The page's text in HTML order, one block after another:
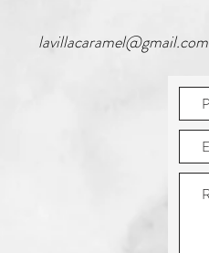
lavillacaramel@gmail.com